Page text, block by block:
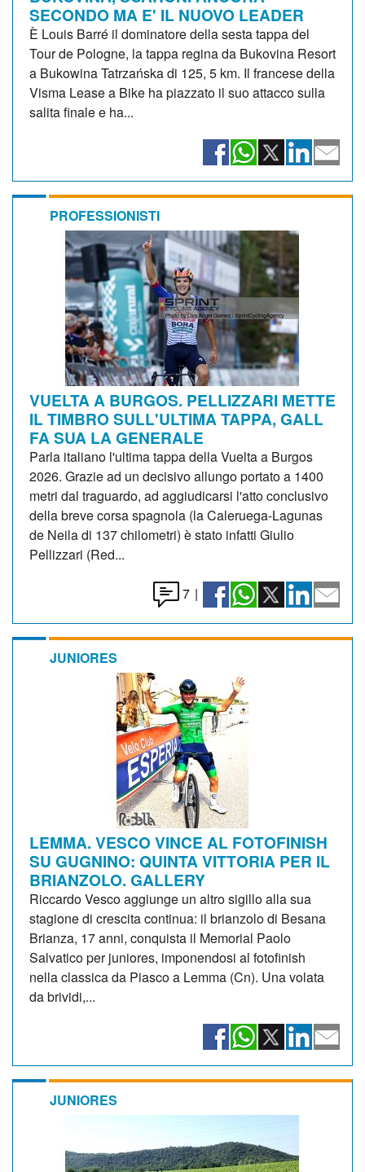
SECONDO MA E' IL NUOVO LEADER
È Louis Barré il dominatore della sesta tappa del
Tour de Pologne, la tappa regina da Bukovina Resort
a Bukowina Tatrzańska di 125, 5 km. Il francese della
Visma Lease a Bike ha piazzato il suo attacco sulla
salita finale e ha...
PROFESSIONISTI
VUELTA A BURGOS. PELLIZZARI METTE
IL TIMBRO SULL'ULTIMA TAPPA, GALL
FA SUA LA GENERALE
Parla italiano l'ultima tappa della Vuelta a Burgos
2026. Grazie ad un decisivo allungo portato a 1400
metri dal traguardo, ad aggiudicarsi l'atto conclusivo
della breve corsa spagnola (la Caleruega-Lagunas
de Neila di 137 chilometri) è stato infatti Giulio
Pellizzari (Red...
7 |
JUNIORES
LEMMA. VESCO VINCE AL FOTOFINISH
SU GUGNINO: QUINTA VITTORIA PER IL
BRIANZOLO. GALLERY
Riccardo Vesco aggiunge un altro sigillo alla sua
stagione di crescita continua: il brianzolo di Besana
Brianza, 17 anni, conquista il Memorial Paolo
Salvatico per juniores, imponendosi al fotofinish
nella classica da Piasco a Lemma (Cn). Una volata
da brividi,...
JUNIORES